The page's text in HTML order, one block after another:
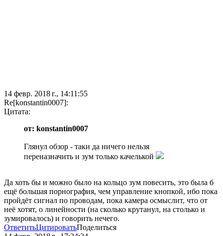
14 февр. 2018 г., 14:11:55
Re[konstantin0007]:
Цитата:
от: konstantin0007
Глянул обзор - таки да ничего нельзя
переназначить и зум только качелькой
Да хоть бы и можно было на кольцо зум повесить, это была б
ещё большая порнография, чем управление кнопкой, ибо пока
пройдёт сигнал по проводам, пока камера осмыслит, что от
неё хотят, о линейности (на сколько крутанул, на столько и
зумировалось) и говорить нечего.
ОтветитьЦитироватьПоделиться